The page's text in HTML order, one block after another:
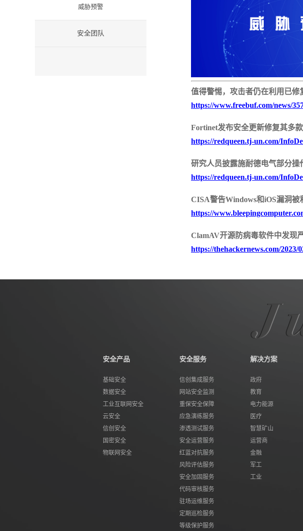
云 IPS/IDS
IDS（信创版）
主机监控与审计系
统（信创版）
签名验签服务器
物联网视频综合安
威胁预警
安全团队
值得警惕，攻击者仍在利用已修
https://www.freebuf.com/news/
Fortinet发布安全更新修复其多
https://redqueen.tj-un.com/
研究人员披露施耐德电气部分操
https://redqueen.tj-un.com/
CISA警告Windows和iOS漏洞被
https://
ClamAV开源防病毒软件中发现
https://thehackernews.com/
安全产品
基础安全
数据安全
工业互联网安全
云安全
信创安全
国密安全
物联网安全
安全服务
信创集成服务
网站安全监测
重保安全保障
应急演练服务
渗透测试服务
安全运营服务
红蓝对抗服务
风险评估服务
安全加固服务
代码审核服务
驻场运维服务
定期巡检服务
等级保护服务
解决方案
政府
教育
电力能源
医疗
智慧矿山
运营商
金融
军工
工业